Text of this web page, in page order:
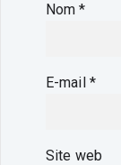
Nom*
E-mail *
Site web